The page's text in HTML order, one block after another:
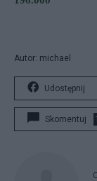
Autor: michael
Udostępnij
Skomentuj